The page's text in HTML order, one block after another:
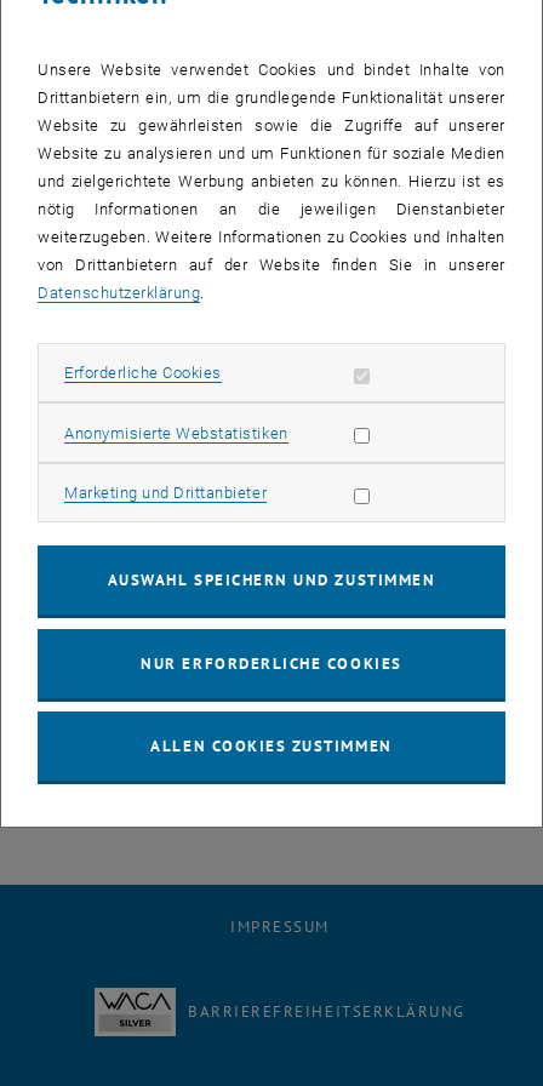
Bild
M. Harasek, B. Lukitsch, M.N. de Pinho, M.C. Faria Besteiro, T.M.
Eusebio, M. Gfoehler: "O2 and CO2 mass transfer in blood
oxygenators and artificial lung devices.", The International Journal of
Artificial Organs, Vol 41,9, S.589, 2018.
B. Lukitsch, M. Gföhler, C. Janeczek, P. Ecker, A. Karabegovic, F.
Huber-Dangl, C. Krenn, R. Ullrich, M. Harasek: "CFD simulation of
optimization of an intracorporeal membrane oxygenator", The
invasive liquid lung catheter: in-vitro results in a model
IMPRESSUM
BARRIEREFREIHEITSERKLÄRUNG
Unsere Website verwendet Cookies und bindet Inhalte von
Drittanbietern ein, um die grundlegende Funktionalität unserer
Website zu gewährleisten sowie die Zugriffe auf unserer
Website zu analysieren und um Funktionen für soziale Medien
und zielgerichtete Werbung anbieten zu können. Hierzu ist es
nötig Informationen an die jeweiligen Dienstanbieter
weiterzugeben. Weitere Informationen zu Cookies und Inhalten
von Drittanbietern auf der Website finden Sie in unserer
Datenschutzerklärung
Erforderliche Cookies Erforderliche Cookies zulassen
Anonymisierte WebstatistikenStatistik Cookies zulassen
Marketing und DrittanbieterMarketing Cookies zulassen
AUSWAHL SPEICHERN UND ZUSTIMMEN
NUR ERFORDERLICHE COOKIES
ALLEN COOKIES ZUSTIMMEN